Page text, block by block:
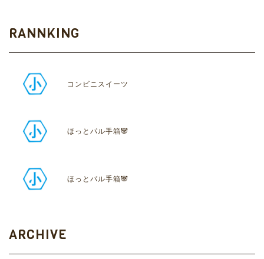
RANNKING
コンビニスイーツ
ほっとパル手箱🐼
ほっとパル手箱🐼
ARCHIVE